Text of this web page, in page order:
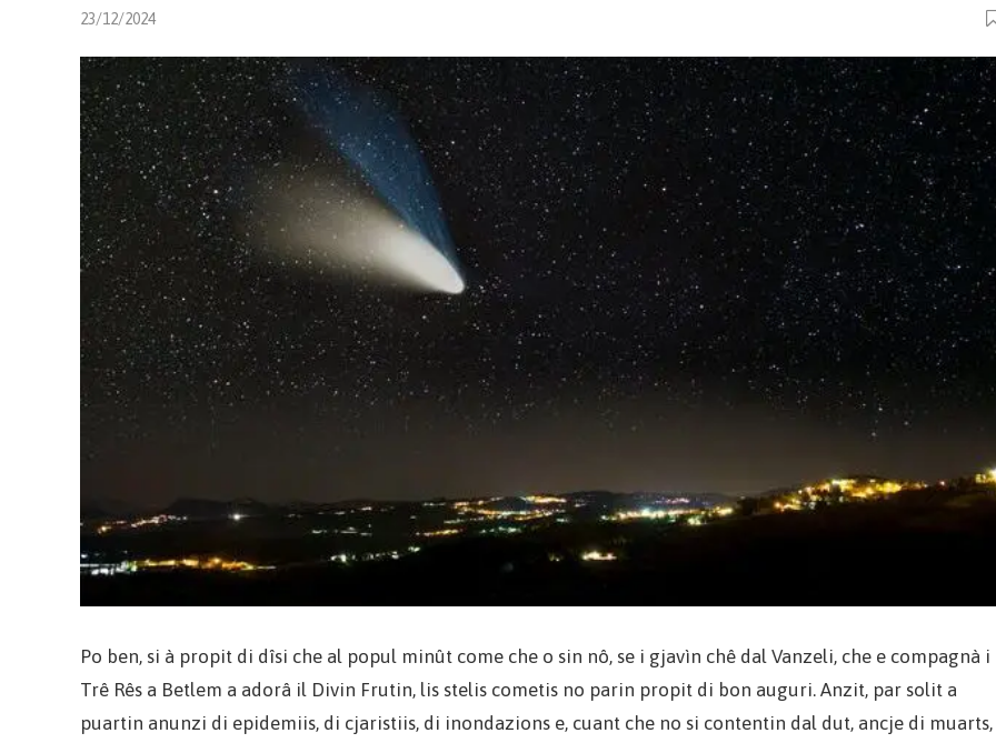
23/12/2024
Po ben, si à propit di dîsi che al popul minût come che o sin nô, se i gjavìn chê dal Vanzeli, che e compagnà i
Trê Rês a Betlem a adorâ il Divin Frutin, lis stelis cometis no parin propit di bon auguri. Anzit, par solit a
puartin anunzi di epidemiis, di cjaristiis, di inondazions e, cuant che no si contentin dal dut, ancje di muarts,